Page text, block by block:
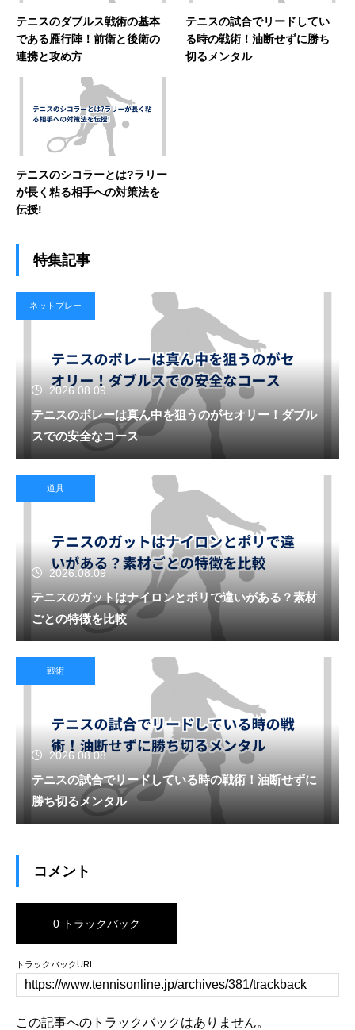
テニスのダブルス戦術の基本
である雁行陣！前衛と後衛の
連携と攻め方
テニスの試合でリードしてい
る時の戦術！油断せずに勝ち
切るメンタル
テニスのシコラーとは?ラリー
が長く粘る相手への対策法を
伝授!
特集記事
ネットプレー
2026.08.09
テニスのボレーは真ん中を狙うのがセオリー！ダブル
スでの安全なコース
道具
2026.08.09
テニスのガットはナイロンとポリで違いがある？素材
ごとの特徴を比較
戦術
2026.08.08
テニスの試合でリードしている時の戦術！油断せずに
勝ち切るメンタル
コメント
0 トラックバック
トラックバックURL
この記事へのトラックバックはありません。